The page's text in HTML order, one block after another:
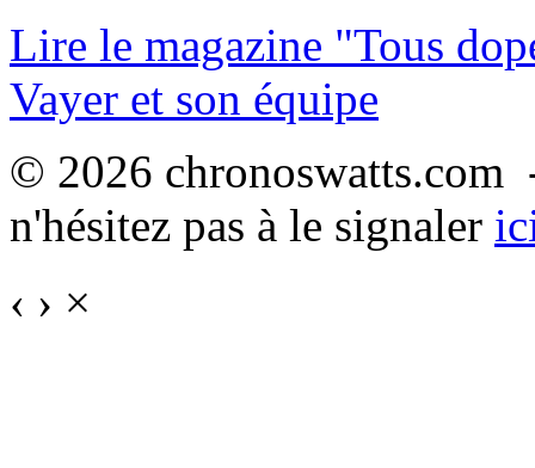
Lire le magazine "Tous
Vayer et son équipe
© 2026
n'hésitez pas à le signaler
‹ › ×